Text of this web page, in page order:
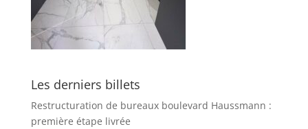
Les derniers billets
Restructuration de bureaux boulevard Haussmann :
première étape livrée